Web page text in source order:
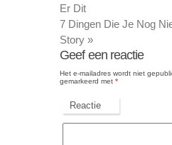
Er Dit
7 Dingen Die Je Nog
Story »
Geef een reactie
Het e-mailadres wordt niet
gemarkeerd met *
Reactie